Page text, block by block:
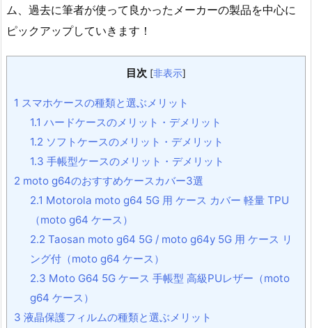
ム、過去に筆者が使って良かったメーカーの製品を中心に
ピックアップしていきます！
目次 [非表示]
1 スマホケースの種類と選ぶメリット
1.1 ハードケースのメリット・デメリット
1.2 ソフトケースのメリット・デメリット
1.3 手帳型ケースのメリット・デメリット
2 moto g64のおすすめケースカバー3選
2.1 Motorola moto g64 5G 用 ケース カバー 軽量 TPU
（moto g64 ケース）
2.2 Taosan moto g64 5G / moto g64y 5G 用 ケース リ
ング付（moto g64 ケース）
2.3 Moto G64 5G ケース 手帳型 高級PUレザー（moto
g64 ケース）
3 液晶保護フィルムの種類と選ぶメリット